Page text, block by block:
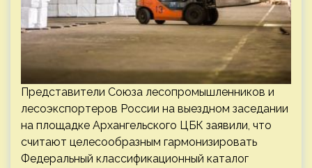
Представители Союза лесопромышленников и
лесоэкспортеров России на выездном заседании
на площадке Архангельского ЦБК заявили, что
считают целесообразным гармонизировать
Федеральный классификационный каталог